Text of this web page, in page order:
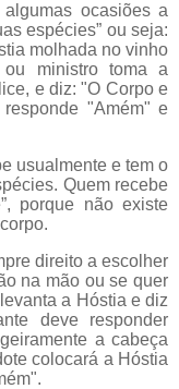
algumas ocasiões a
espécies” ou seja:
molhada no vinho
ou ministro toma a
e diz: "O Corpo e
"Amém" e
usualmente e tem o
Quem recebe
porque não existe
direito a escolher
na mão ou se quer
a Hóstia e diz
deve responder
a cabeça
colocará a Hóstia